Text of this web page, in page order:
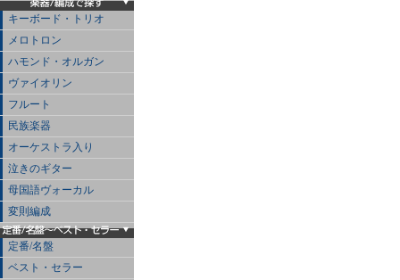
キーボード・トリオ
メロトロン
ハモンド・オルガン
ヴァイオリン
フルート
民族楽器
オーケストラ入り
泣きのギター
母国語ヴォーカル
変則編成
定番/名盤
ベスト・セラー